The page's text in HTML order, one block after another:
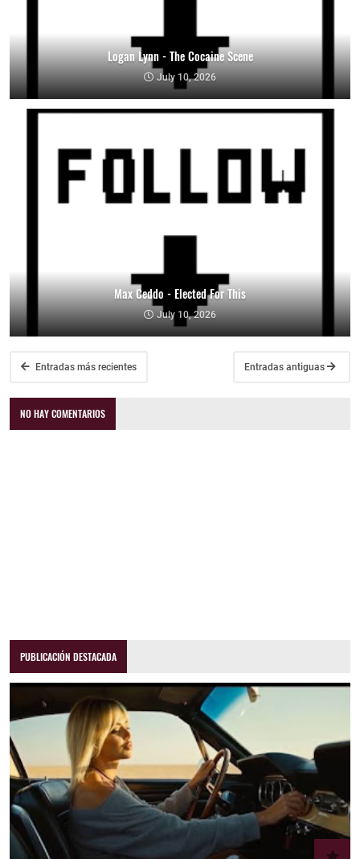
Logan Lynn - The Cocaine Scene
July 10, 2026
Max Ceddo - Elected For This
July 10, 2026
Entradas más recientes Entradas antiguas
NO HAY COMENTARIOS
PUBLICACIÓN DESTACADA